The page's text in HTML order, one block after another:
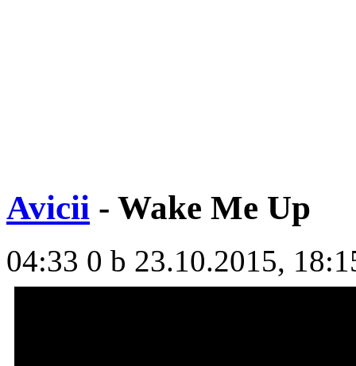
Avicii - Wake Me Up
04:33 0 b 23.10.2015,